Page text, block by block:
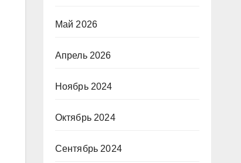
Май 2026
Апрель 2026
Ноябрь 2024
Октябрь 2024
Сентябрь 2024